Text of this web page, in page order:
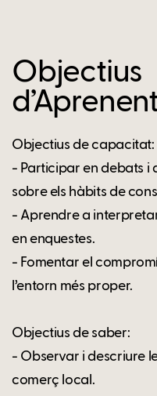
Objectius
Objectius de capacitat:
- Participar en debats i
sobre els hàbits de
- Aprendre a
en enquestes.
- Fomentar el
l’entorn més proper.
Objectius de saber:
- Observar i descriure
comerç local.